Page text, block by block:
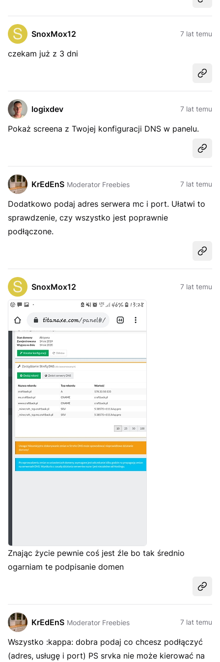
SnoxMox12 7 lat temu
czekam już z 3 dni
logixdev 7 lat temu
Pokaż screena z Twojej konfiguracji DNS w panelu.
KrEdEnS Moderator Freebies 7 lat temu
Dodatkowo podaj adres serwera mc i port. Ułatwi to
sprawdzenie, czy wszystko jest poprawnie
podłączone.
SnoxMox12 7 lat temu
Znając życie pewnie coś jest źle bo tak średnio
ogarniam te podpisanie domen
KrEdEnS Moderator Freebies 7 lat temu
Wszystko :kappa: dobra podaj co chcesz podłączyć
(adres, usługę i port) PS srvka nie może kierować na